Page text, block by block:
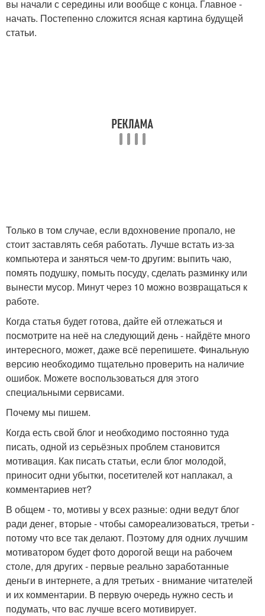
вы начали с середины или вообще с конца. Главное -
начать. Постепенно сложится ясная картина будущей
статьи.
Только в том случае, если вдохновение пропало, не
стоит заставлять себя работать. Лучше встать из-за
компьютера и заняться чем-то другим: выпить чаю,
помять подушку, помыть посуду, сделать разминку или
вынести мусор. Минут через 10 можно возвращаться к
работе.
Когда статья будет готова, дайте ей отлежаться и
посмотрите на неё на следующий день - найдёте много
интересного, может, даже всё перепишете. Финальную
версию необходимо тщательно проверить на наличие
ошибок. Можете воспользоваться для этого
специальными сервисами.
Почему мы пишем.
Когда есть свой блог и необходимо постоянно туда
писать, одной из серьёзных проблем становится
мотивация. Как писать статьи, если блог молодой,
приносит одни убытки, посетителей кот наплакал, а
комментариев нет?
В общем - то, мотивы у всех разные: одни ведут блог
ради денег, вторые - чтобы самореализоваться, третьи -
потому что все так делают. Поэтому для одних лучшим
мотиватором будет фото дорогой вещи на рабочем
столе, для других - первые реально заработанные
деньги в интернете, а для третьих - внимание читателей
и их комментарии. В первую очередь нужно сесть и
подумать, что вас лучше всего мотивирует.